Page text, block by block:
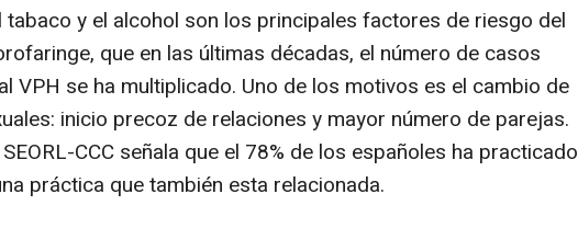
tabaco y el alcohol son los principales factores de riesgo del
que en las últimas décadas, el número de casos
VPH se ha multiplicado. Uno de los motivos es el cambio de
inicio precoz de relaciones y mayor número de parejas.
CCC señala que el 78% de los españoles ha practicado
práctica que también esta relacionada.